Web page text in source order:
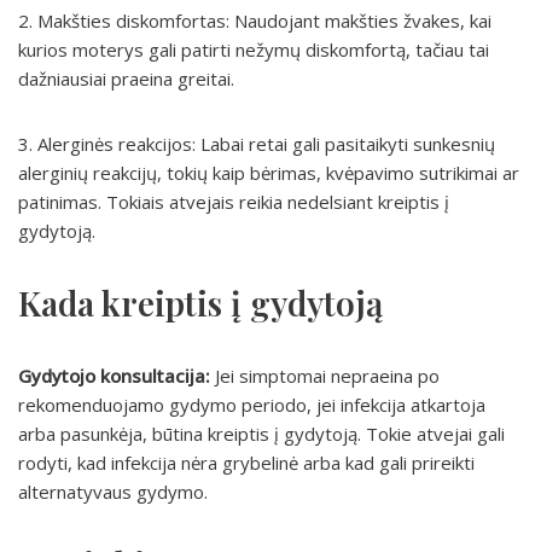
2. Makšties diskomfortas: Naudojant makšties žvakes, kai
kurios moterys gali patirti nežymų diskomfortą, tačiau tai
dažniausiai praeina greitai.
3. Alerginės reakcijos: Labai retai gali pasitaikyti sunkesnių
alerginių reakcijų, tokių kaip bėrimas, kvėpavimo sutrikimai ar
patinimas. Tokiais atvejais reikia nedelsiant kreiptis į
gydytoją.
Kada kreiptis į gydytoją
Gydytojo konsultacija: Jei simptomai nepraeina po
rekomenduojamo gydymo periodo, jei infekcija atkartoja
arba pasunkėja, būtina kreiptis į gydytoją. Tokie atvejai gali
rodyti, kad infekcija nėra grybelinė arba kad gali prireikti
alternatyvaus gydymo.